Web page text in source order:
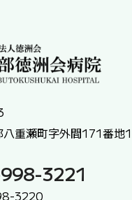
重瀬町字外間171番地1
3221
3220